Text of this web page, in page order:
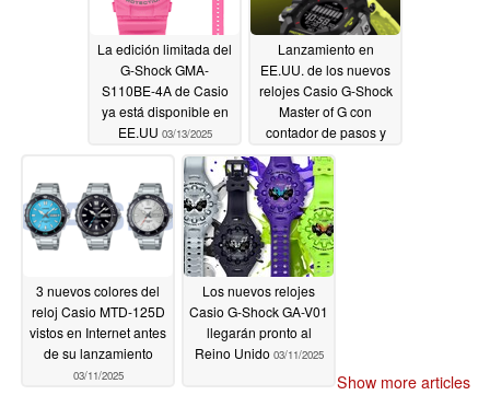
La edición limitada del
G-Shock GMA-
S110BE-4A de Casio
ya está disponible en
EE.UU 03/13/2025
Lanzamiento en
EE.UU. de los nuevos
relojes Casio G-Shock
Master of G con
contador de pasos y
carga solar
3 nuevos colores del
reloj Casio MTD-125D
vistos en Internet antes
de su lanzamiento
03/11/2025
Los nuevos relojes
Casio G-Shock GA-V01
llegarán pronto al
Reino Unido 03/11/2025
Show more articles